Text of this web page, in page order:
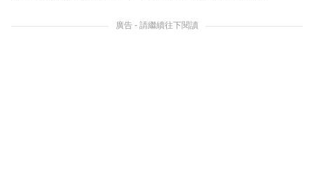
廣告 - 請繼續往下閱讀